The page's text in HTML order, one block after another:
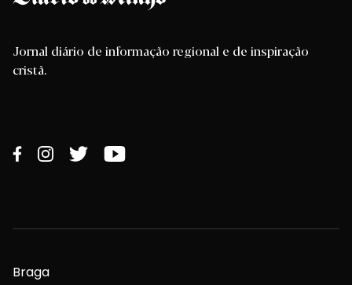
Jornal diário de informação regional e de inspiração
cristã.
Braga